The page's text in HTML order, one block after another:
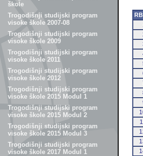
škole
Trogodišnji studijski program
visoke škole 2007-08
Trogodišnji studijski program
visoke škole 2009
Trogodišnji studijski program
visoke škole 2011
Trogodišnji studijski program
visoke škole 2012
Trogodišnji studijski program
visoke škole 2015 Modul 1
Trogodišnji studijski program
visoke škole 2015 Modul 2
Trogodišnji studijski program
visoke škole 2015 Modul 3
Trogodišnji studijski program
visoke škole 2017 Modul 1